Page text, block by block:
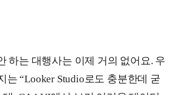
하는 대행사는 이제 거의 없어요. 우
는 “Looker Studio로도 충분한데 굳